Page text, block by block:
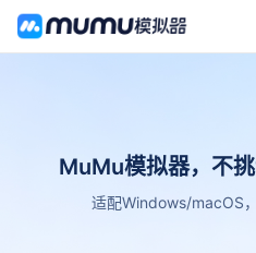
MuMu模拟器，不挑
适配Windows/macOS